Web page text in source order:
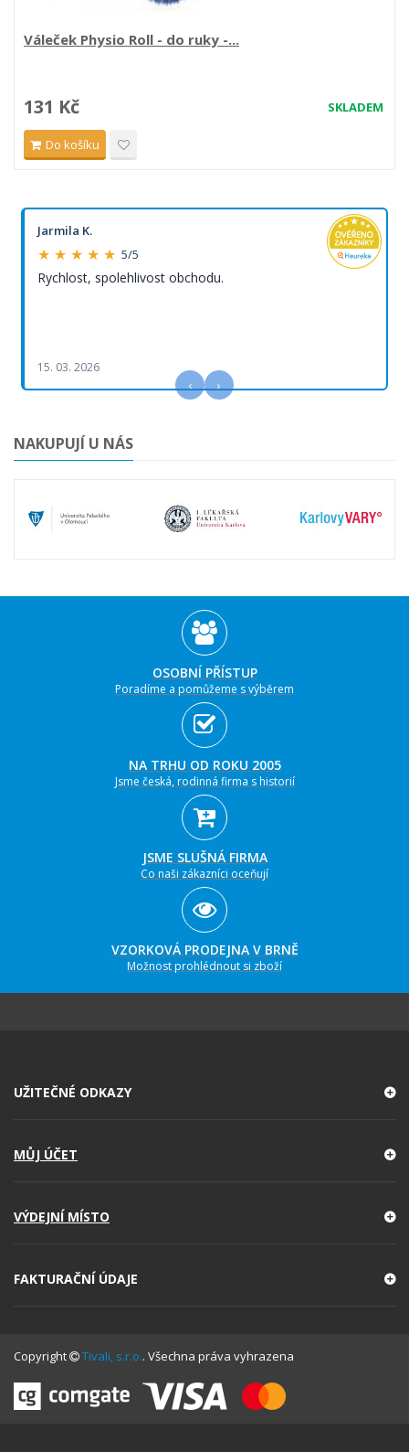
Váleček Physio Roll - do ruky -...
SKLADEM
131 Kč
Do košíku
Jarmila K.
★ ★ ★ ★ ★ 5/5
Rychlost, spolehlivost obchodu.
15. 03. 2026
‹ ›
NAKUPUJÍ U NÁS
OSOBNÍ PŘÍSTUP
Poradíme a pomůžeme s výběrem
NA TRHU OD ROKU 2005
Jsme česká, rodinná firma s historií
JSME SLUŠNÁ FIRMA
Co naši zákazníci oceňují
VZORKOVÁ PRODEJNA V BRNĚ
Možnost prohlédnout si zboží
UŽITEČNÉ ODKAZY
MŮJ ÚČET
VÝDEJNÍ MÍSTO
FAKTURAČNÍ ÚDAJE
Copyright Tivali, s.r.o.. Všechna práva vyhrazena